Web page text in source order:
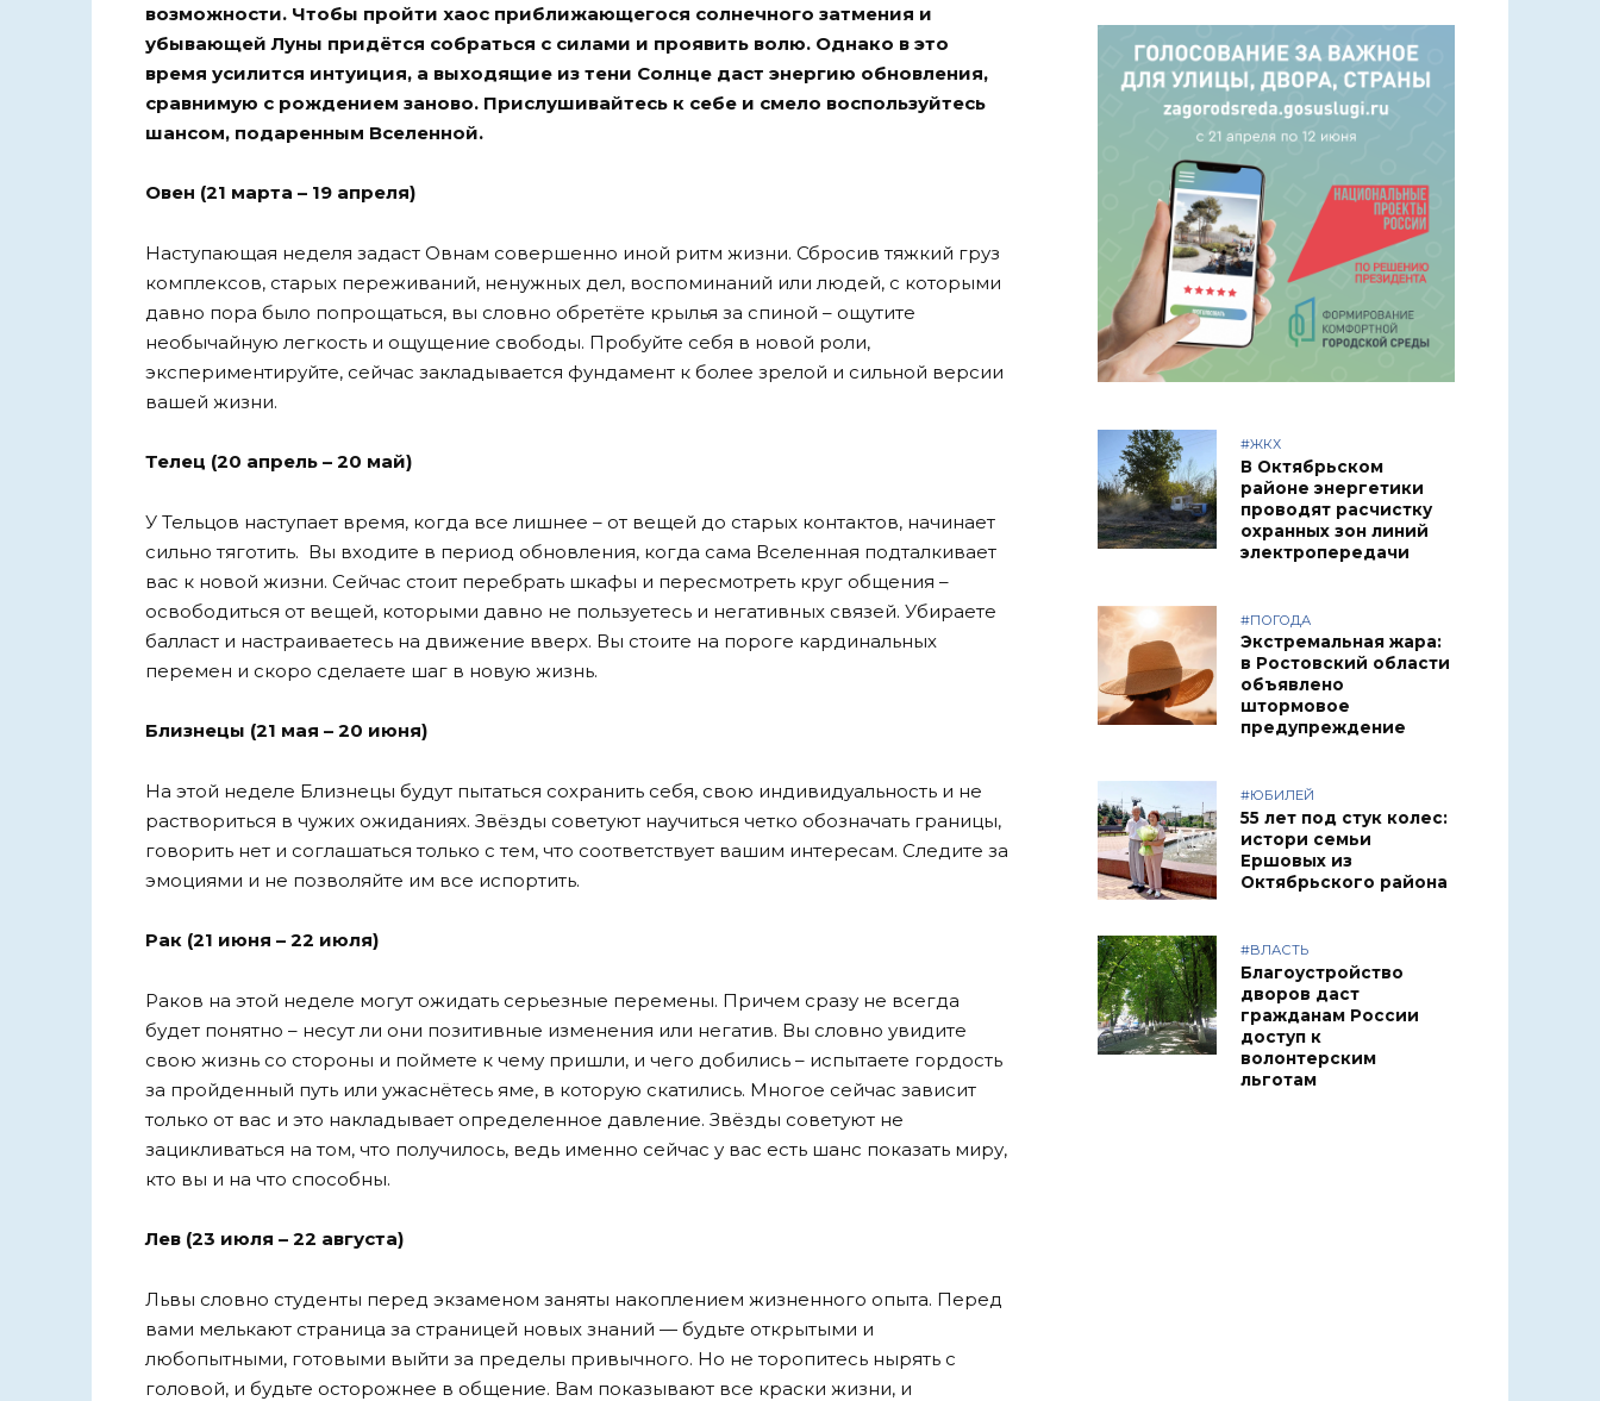
возможности. Чтобы пройти хаос приближающегося солнечного затмения и
убывающей Луны придётся собраться с силами и проявить волю. Однако в это
время усилится интуиция, а выходящие из тени Солнце даст энергию обновления,
сравнимую с рождением заново. Прислушивайтесь к себе и смело воспользуйтесь
шансом, подаренным Вселенной.
Овен (21 марта – 19 апреля)
Наступающая неделя задаст Овнам совершенно иной ритм жизни. Сбросив тяжкий груз
комплексов, старых переживаний, ненужных дел, воспоминаний или людей, с которыми
давно пора было попрощаться, вы словно обретёте крылья за спиной – ощутите
необычайную легкость и ощущение свободы. Пробуйте себя в новой роли,
экспериментируйте, сейчас закладывается фундамент к более зрелой и сильной версии
вашей жизни.
Телец (20 апрель – 20 май)
У Тельцов наступает время, когда все лишнее – от вещей до старых контактов, начинает
сильно тяготить. Вы входите в период обновления, когда сама Вселенная подталкивает
вас к новой жизни. Сейчас стоит перебрать шкафы и пересмотреть круг общения –
освободиться от вещей, которыми давно не пользуетесь и негативных связей. Убираете
балласт и настраиваетесь на движение вверх. Вы стоите на пороге кардинальных
перемен и скоро сделаете шаг в новую жизнь.
Близнецы (21 мая – 20 июня)
На этой неделе Близнецы будут пытаться сохранить себя, свою индивидуальность и не
раствориться в чужих ожиданиях. Звёзды советуют научиться четко обозначать границы,
говорить нет и соглашаться только с тем, что соответствует вашим интересам. Следите за
эмоциями и не позволяйте им все испортить.
Рак (21 июня – 22 июля)
Раков на этой неделе могут ожидать серьезные перемены. Причем сразу не всегда
будет понятно – несут ли они позитивные изменения или негатив. Вы словно увидите
свою жизнь со стороны и поймете к чему пришли, и чего добились – испытаете гордость
за пройденный путь или ужаснётесь яме, в которую скатились. Многое сейчас зависит
только от вас и это накладывает определенное давление. Звёзды советуют не
зацикливаться на том, что получилось, ведь именно сейчас у вас есть шанс показать миру,
кто вы и на что способны.
Лев (23 июля – 22 августа)
Львы словно студенты перед экзаменом заняты накоплением жизненного опыта. Перед
вами мелькают страница за страницей новых знаний — будьте открытыми и
любопытными, готовыми выйти за пределы привычного. Но не торопитесь нырять с
головой, и будьте осторожнее в общение. Вам показывают все краски жизни, и
#ЖКХ
В Октябрьском
районе энергетики
проводят расчистку
охранных зон линий
электропередачи
#ПОГОДА
Экстремальная жара:
в Ростовский области
объявлено
штормовое
предупреждение
#ЮБИЛЕЙ
55 лет под стук колес:
истори семьи
Ершовых из
Октябрьского района
#ВЛАСТЬ
Благоустройство
дворов даст
гражданам России
доступ к
волонтерским
льготам